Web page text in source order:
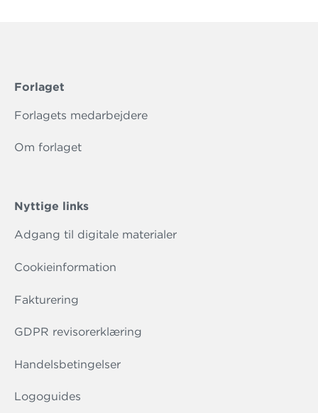
Forlaget
Forlagets medarbejdere
Om forlaget
Nyttige links
Adgang til digitale materialer
Cookieinformation
Fakturering
GDPR revisorerklæring
Handelsbetingelser
Logoguides